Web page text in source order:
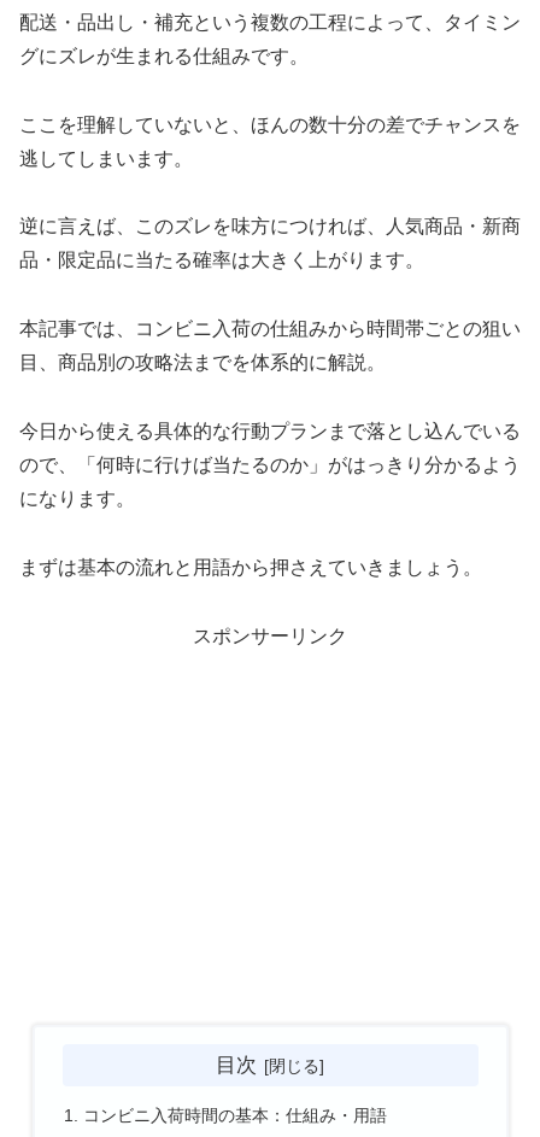
配送・品出し・補充という複数の工程によって、タイミン
グにズレが生まれる仕組みです。
ここを理解していないと、ほんの数十分の差でチャンスを
逃してしまいます。
逆に言えば、このズレを味方につければ、人気商品・新商
品・限定品に当たる確率は大きく上がります。
本記事では、コンビニ入荷の仕組みから時間帯ごとの狙い
目、商品別の攻略法までを体系的に解説。
今日から使える具体的な行動プランまで落とし込んでいる
ので、「何時に行けば当たるのか」がはっきり分かるよう
になります。
まずは基本の流れと用語から押さえていきましょう。
スポンサーリンク
目次
コンビニ入荷時間の基本：仕組み・用語